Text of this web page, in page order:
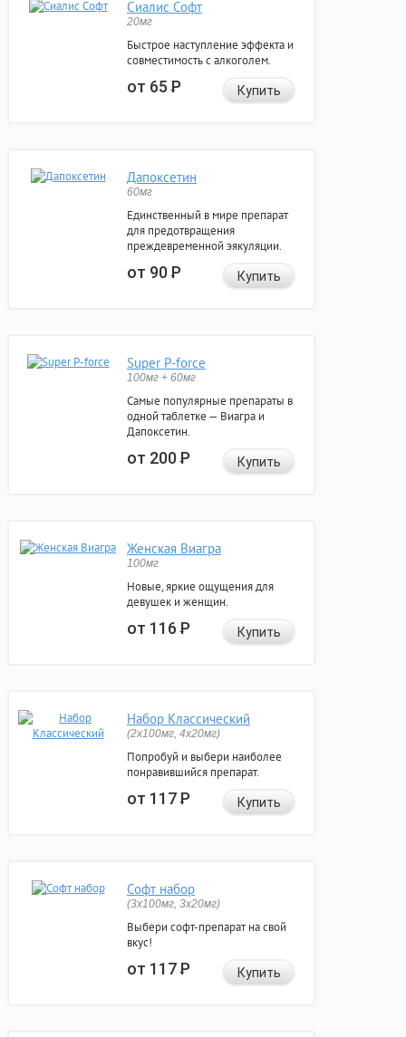
Сиалис Софт
20мг
Быстрое наступление эффекта и
совместимость с алкоголем.
от 65Р Купить
Дапоксетин
60мг
Единственный в мире препарат
для предотвращения
преждевременной эякуляции.
от 90Р Купить
Super P-force
100мг + 60мг
Самые популярные препараты в
одной таблетке — Виагра и
Дапоксетин.
от 200Р Купить
Женская Виагра
100мг
Новые, яркие ощущения для
девушек и женщин.
от 116Р Купить
Набор Классический
(2x100мг, 4x20мг)
Попробуй и выбери наиболее
понравившийся препарат.
от 117Р Купить
Софт набор
(3x100мг, 3x20мг)
Выбери софт-препарат на свой
вкус!
от 117Р Купить